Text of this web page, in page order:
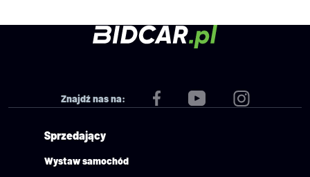
Znajdź nas na:
Sprzedający
Wystaw samochód